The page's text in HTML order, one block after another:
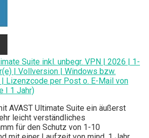
Suite inkl. unbegr. VPN | 2026 | 1-
| Vollversion | Windows bzw.
Lizenzcode per Post o. E-Mail von
I 1 Jahr)
AVAST Ultimate Suite ein äußerst
leicht verständliches
für den Schutz von 1-10